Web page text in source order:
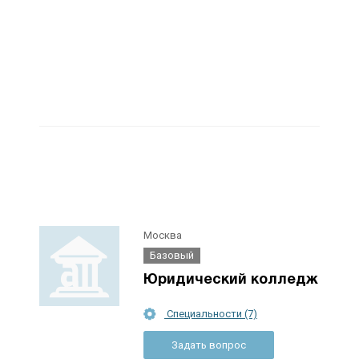
Москва
Базовый
Юридический колледж
Специальности (7)
Задать вопрос